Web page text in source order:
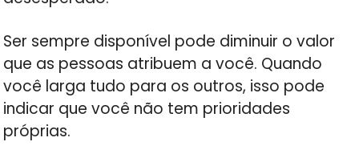
Ser sempre disponível pode diminuir o valor
que as pessoas atribuem a você. Quando
você larga tudo para os outros, isso pode
indicar que você não tem prioridades
próprias.